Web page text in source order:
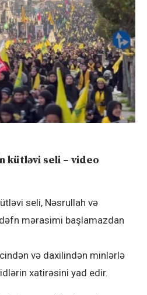
kütləvi seli – video
seli, Nəsrullah və
mərasimi başlamazdan
və daxilindən minlərlə
xatirəsini yad edir.